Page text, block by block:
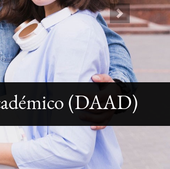
Next
(DAAD)